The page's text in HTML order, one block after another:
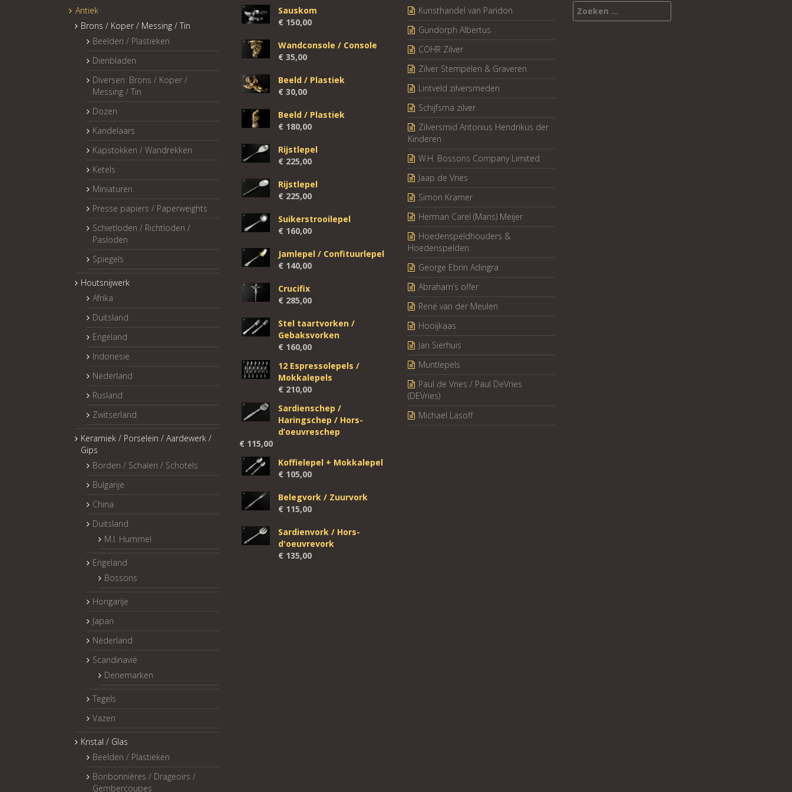
Antiek
Brons / Koper / Messing / Tin
Beelden / Plastieken
Dienbladen
Diversen: Brons / Koper /
Messing / Tin
Dozen
Kandelaars
Kapstokken / Wandrekken
Ketels
Miniaturen
Presse papiers / Paperweights
Schietloden / Richtloden /
Pasloden
Spiegels
Houtsnijwerk
Afrika
Duitsland
Engeland
Indonesië
Nederland
Rusland
Zwitserland
Keramiek / Porselein / Aardewerk /
Gips
Borden / Schalen / Schotels
Bulgarije
China
Duitsland
M.I. Hummel
Engeland
Bossons
Hongarije
Japan
Nederland
Scandinavië
Denemarken
Tegels
Vazen
Kristal / Glas
Beelden / Plastieken
Bonbonnières / Drageoirs /
Gembercoupes
Sauskom
€ 150,00
Wandconsole / Console
€ 35,00
Beeld / Plastiek
€ 30,00
Beeld / Plastiek
€ 180,00
Rijstlepel
€ 225,00
Rijstlepel
€ 225,00
Suikerstrooilepel
€ 160,00
Jamlepel / Confituurlepel
€ 140,00
Crucifix
€ 285,00
Stel taartvorken /
Gebaksvorken
€ 160,00
12 Espressolepels /
Mokkalepels
€ 210,00
Sardienschep /
Haringschep / Hors-
d’oeuvreschep
€ 115,00
Koffielepel + Mokkalepel
€ 105,00
Belegvork / Zuurvork
€ 115,00
Sardienvork / Hors-
d'oeuvrevork
€ 135,00
Kunsthandel van Paridon
Gundorph Albertus
COHR Zilver
Zilver Stempelen & Graveren
Lintveld zilversmeden
Schijfsma zilver
Zilversmid Antonius Hendrikus der
Kinderen
W.H. Bossons Company Limited
Jaap de Vries
Simon Kramer
Herman Carel (Mans) Meijer
Hoedenspeldhouders &
Hoedenspelden
George Ebrin Adingra
Abraham’s offer
René van der Meulen
Hooijkaas
Jan Sierhuis
Muntlepels
Paul de Vries / Paul DeVries
(DEVries)
Michael Lasoff
Zoeken
naar: